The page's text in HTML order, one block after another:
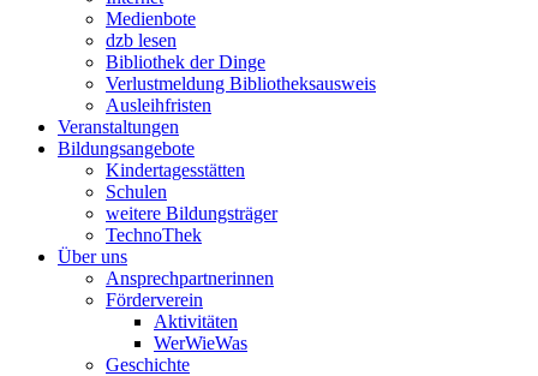
Medienbote
dzb lesen
Bibliothek der Dinge
Verlustmeldung Bibliotheksausweis
Ausleihfristen
Veranstaltungen
Bildungsangebote
Kindertagesstätten
Schulen
weitere Bildungsträger
TechnoThek
Über uns
Ansprechpartnerinnen
Förderverein
Aktivitäten
WerWieWas
Geschichte